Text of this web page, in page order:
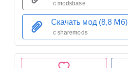
с modsbase
Скачать мод (8,8 Мб)
с sharemods